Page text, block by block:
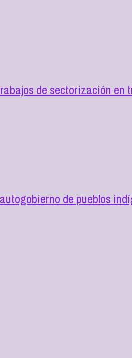
de sectorización
de pueblos